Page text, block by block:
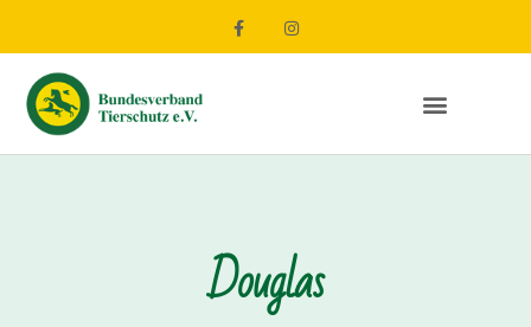
Douglas